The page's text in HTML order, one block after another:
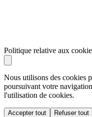
Politique relative aux
Nous utilisons des cookies
poursuivant votre
l'utilisation de cookies.
Accepter tout Refuser tout